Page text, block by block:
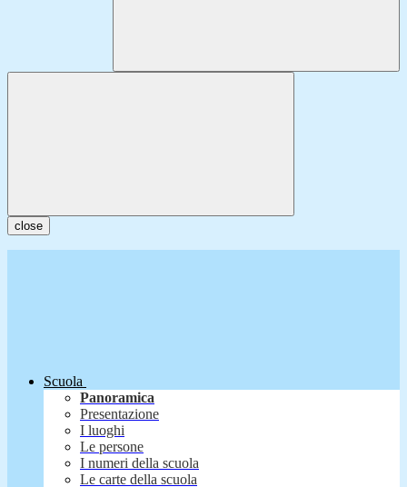
close
Scuola
Panoramica
Presentazione
I luoghi
Le persone
I numeri della scuola
Le carte della scuola